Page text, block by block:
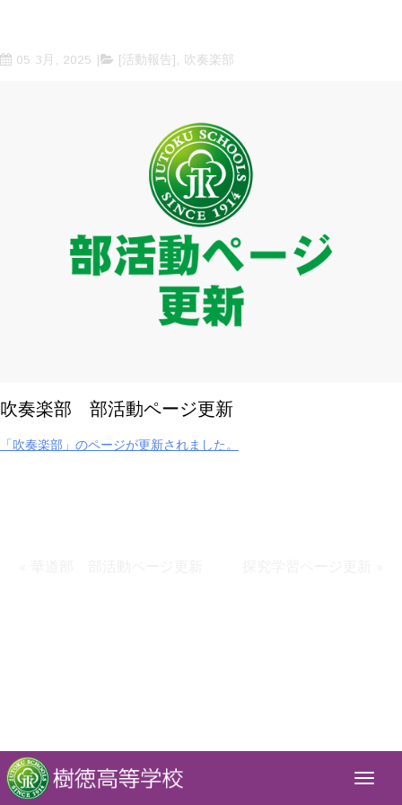
05 3月, 2025 [活動報告], 吹奏楽部
吹奏楽部 部活動ページ更新
「吹奏楽部」のページが更新されました。